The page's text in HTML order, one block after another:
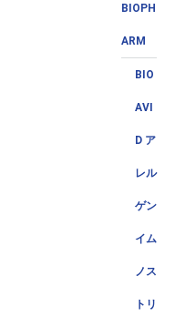
BIOPH
ARM
BIO
AVI
D ア
レル
ゲン
イム
ノス
トリ